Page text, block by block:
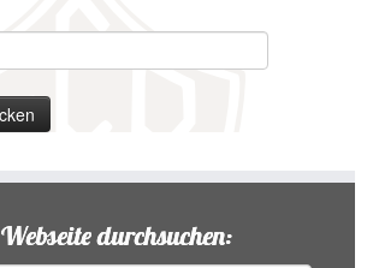
Webseite durchsuchen: